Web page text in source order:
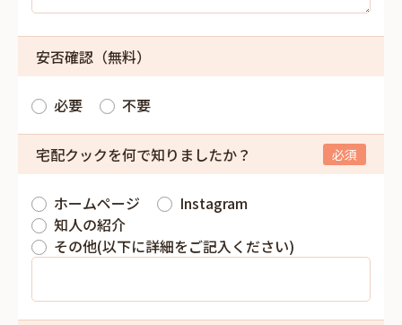
安否確認（無料）
必要 不要
宅配クックを何で知りましたか？
ホームページ
Instagram
知人の紹介
その他(以下に詳細をご記入ください)